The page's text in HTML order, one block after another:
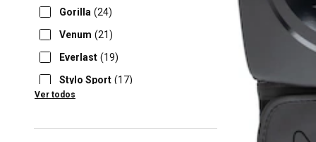
Gorilla (24)
Venum (21)
Everlast (19)
Stylo Sport (17)
Troia
Ver todos